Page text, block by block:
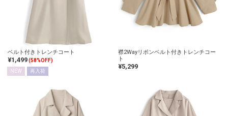
ベルト付きトレンチコート
¥1,499(58%OFF)
NEW
再入荷
襟2Wayリボンベルト付きトレンチコー
ト
¥5,299